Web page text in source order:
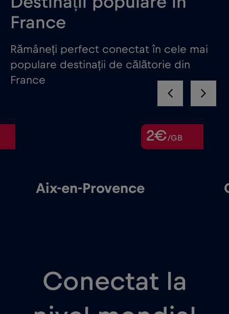
France
Rămâneți perfect conectat în cele mai
populare destinații de călătorie din
France
/GB
Aix-en-Provence
Conectat la